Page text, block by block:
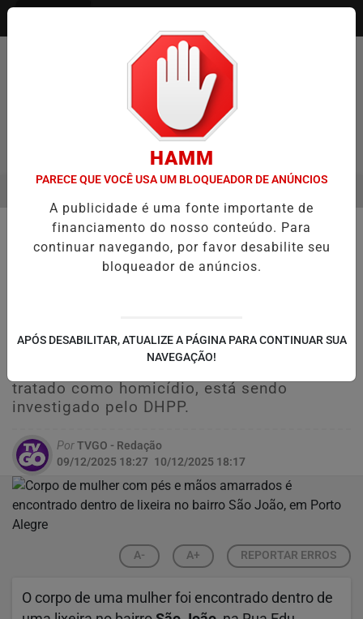
EM ALTA
🚔 SEGURANÇA E JUSTIÇA
Corpo de mulher com pés e mãos
amarrados é encontrado dentro de
A vítima foi localizada por volta das 22h por
trabalhadores da limpeza urbana. O caso,
tratado como homicídio, está sendo
investigado pelo DHPP.
PorTVGO - Redação
09/12/2025 18:27 10/12/2025 18:17
A- A+ REPORTAR ERROS
O corpo de uma mulher foi encontrado dentro de
HAMM
PARECE QUE VOCÊ USA UM BLOQUEADOR DE ANÚNCIOS
A publicidade é uma fonte importante de
financiamento do nosso conteúdo. Para
continuar navegando, por favor desabilite seu
bloqueador de anúncios.
APÓS DESABILITAR, ATUALIZE A PÁGINA PARA CONTINUAR SUA
NAVEGAÇÃO!